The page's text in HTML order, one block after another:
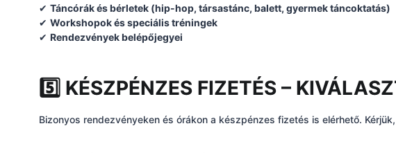
✔ Táncórák és bérletek (hip-hop, társastánc, balett, gyermek táncoktatás)
✔ Workshopok és speciális tréningek
✔ Rendezvények belépőjegyei
5️⃣ KÉSZPÉNZES FIZETÉS –
Bizonyos rendezvényeken és órákon a készpénzes fizetés is elérhető. Kérjük,